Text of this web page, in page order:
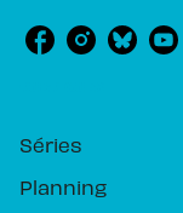
Séries
Planning